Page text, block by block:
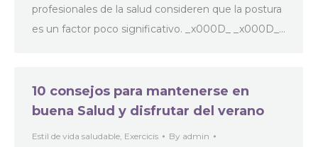
profesionales de la salud consideren que la postura
es un factor poco significativo. _x000D_ _x000D_…
10 consejos para mantenerse en
buena Salud y disfrutar del verano
Estil de vida saludable, Exercicis By admin